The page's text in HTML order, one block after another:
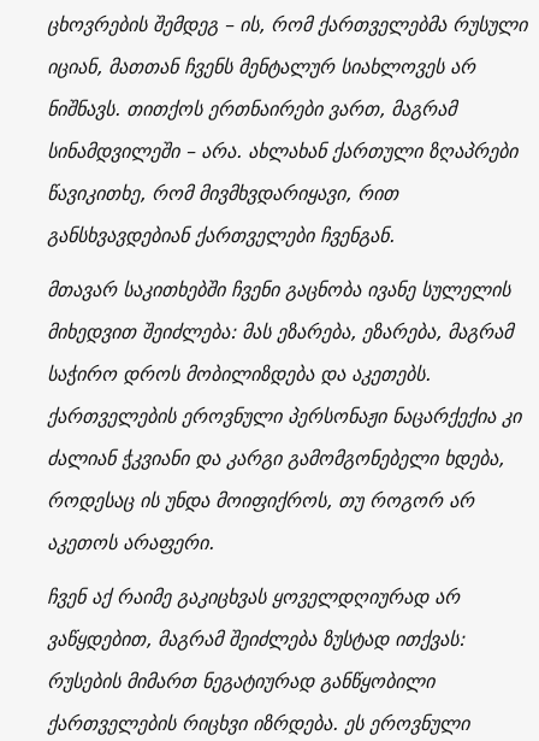
ცხოვრების შემდეგ – ის, რომ ქართველებმა რუსული
იციან, მათთან ჩვენს მენტალურ სიახლოვეს არ
ნიშნავს. თითქოს ერთნაირები ვართ, მაგრამ
სინამდვილეში – არა. ახლახან ქართული ზღაპრები
წავიკითხე, რომ მივმხვდარიყავი, რით
განსხვავდებიან ქართველები ჩვენგან.
მთავარ საკითხებში ჩვენი გაცნობა ივანე სულელის
მიხედვით შეიძლება: მას ეზარება, ეზარება, მაგრამ
საჭირო დროს მობილიზდება და აკეთებს.
ქართველების ეროვნული პერსონაჟი ნაცარქექია კი
ძალიან ჭკვიანი და კარგი გამომგონებელი ხდება,
როდესაც ის უნდა მოიფიქროს, თუ როგორ არ
აკეთოს არაფერი.
ჩვენ აქ რაიმე გაკიცხვას ყოველდღიურად არ
ვაწყდებით, მაგრამ შეიძლება ზუსტად ითქვას:
რუსების მიმართ ნეგატიურად განწყობილი
ქართველების რიცხვი იზრდება. ეს ეროვნული